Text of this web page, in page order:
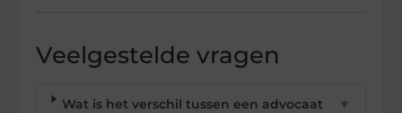
Veelgestelde vragen
Wat is het verschil tussen een advocaat
▼